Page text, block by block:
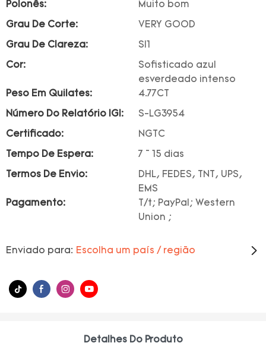
Polonês: Muito bom
Grau De Corte: VERY GOOD
Grau De Clareza: SI1
Cor:
Sofisticado azul
esverdeado intenso
Peso Em Quilates:
4.77CT
Número Do Relatório IGI: S-LG3954
Certificado: NGTC
Tempo De Espera: 7 ~ 15 dias
Termos De Envio:
DHL, FEDES, TNT, UPS,
EMS
Pagamento:
T/t; PayPal; Western
Union ;
Enviado para: Escolha um país / região
Detalhes Do Produto